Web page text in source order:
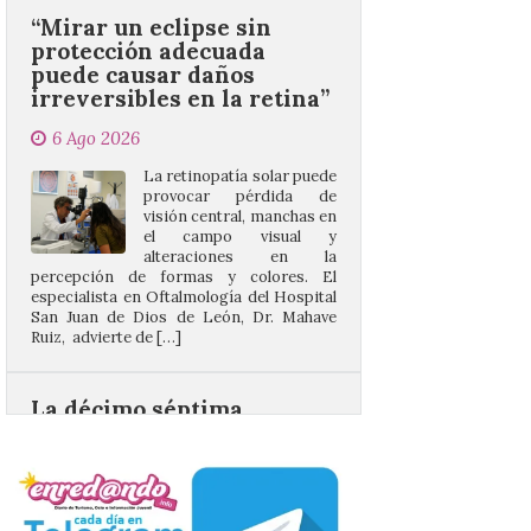
puede causar daños
irreversibles en la retina”
6 Ago 2026
el campo visual y
alteraciones en la
percepción de formas y colores. El
especialista en Oftalmología del Hospital
San Juan de Dios de León, Dr. Mahave
Ruiz, advierte de […]
La décimo séptima
nos llega desde la
carretera CL 626 con
defensa de FEVE
6 Ago 2026